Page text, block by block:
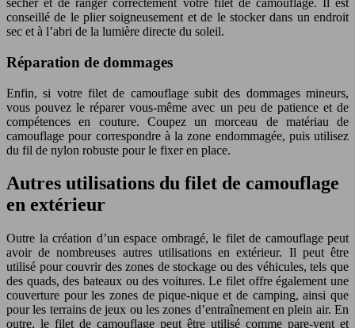
sécher et de ranger correctement votre filet de camouflage. Il est
conseillé de le plier soigneusement et de le stocker dans un endroit
sec et à l’abri de la lumière directe du soleil.
Réparation de dommages
Enfin, si votre filet de camouflage subit des dommages mineurs,
vous pouvez le réparer vous-même avec un peu de patience et de
compétences en couture. Coupez un morceau de matériau de
camouflage pour correspondre à la zone endommagée, puis utilisez
du fil de nylon robuste pour le fixer en place.
Autres utilisations du filet de camouflage
en extérieur
Outre la création d’un espace ombragé, le filet de camouflage peut
avoir de nombreuses autres utilisations en extérieur. Il peut être
utilisé pour couvrir des zones de stockage ou des véhicules, tels que
des quads, des bateaux ou des voitures. Le filet offre également une
couverture pour les zones de pique-nique et de camping, ainsi que
pour les terrains de jeux ou les zones d’entraînement en plein air. En
outre, le filet de camouflage peut être utilisé comme pare-vent et